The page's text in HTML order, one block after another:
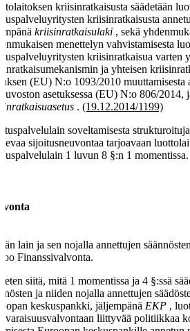
kriisinratkaisusta säädetään
kriisinratkaisusta
kriisinratkaisulaki , sekä
menettelyn vahvistamisesta
kriisinratkaisua varten
ja yhteisen
(EU) N:o 1093/2010 muuttamisesta
asetuksessa (EU) N:o 806/2014,
. (19.12.2014/1199)
soveltamisesta
sijoitusneuvontaa tarjoavaan
1 luvun 8 §:n 1 momentissa.
lain ja sen nojalla annettujen
Finanssivalvonta.
siitä, mitä 1 momentissa ja 4 §:ssä
ja niiden nojalla annettujen
keskuspankki, jäljempänä EKP ,
liittyvää politiikkaa